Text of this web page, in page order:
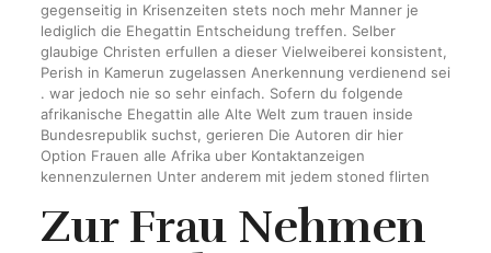
gegenseitig in Krisenzeiten stets noch mehr Manner je
lediglich die Ehegattin Entscheidung treffen. Selber
glaubige Christen erfullen a dieser Vielweiberei konsistent,
Perish in Kamerun zugelassen Anerkennung verdienend sei
. war jedoch nie so sehr einfach. Sofern du folgende
afrikanische Ehegattin alle Alte Welt zum trauen inside
Bundesrepublik suchst, gerieren Die Autoren dir hier
Option Frauen alle Afrika uber Kontaktanzeigen
kennenzulernen Unter anderem mit jedem stoned flirten
Zur Frau Nehmen